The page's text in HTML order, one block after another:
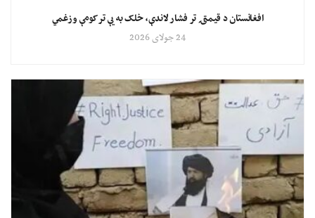
افغانستان د قیمتۍ تر فشار لاندې، خلک به یې تر کومې وزغمي
24 جولای 2026